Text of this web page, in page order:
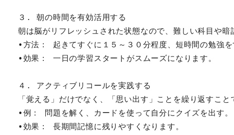
３. 朝の時間を有効活用する
朝は脳がリフレッシュされた状態なので、難しい科目や暗
•方法： 起きてすぐに１５～３０分程度、短時間の勉強を
•効果： 一日の学習スタートがスムーズになります。
４. アクティブリコールを実践する
「覚える」だけでなく、「思い出す」ことを繰り返すこと
•例： 問題を解く、カードを使って自分にクイズを出す。
•効果： 長期間記憶に残りやすくなります。